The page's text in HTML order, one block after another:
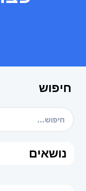
חיפוש
נושאים